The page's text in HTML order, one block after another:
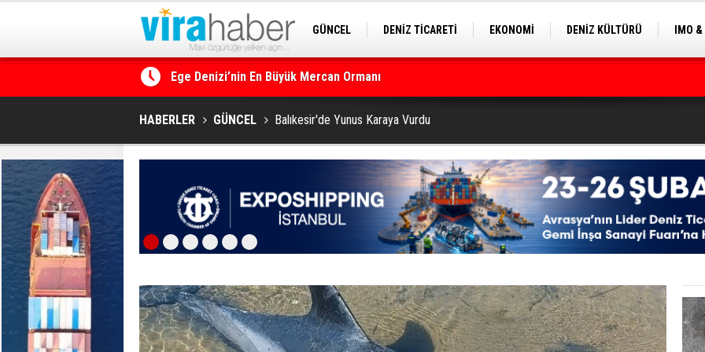
GÜNCEL DENİZ TİCARETİ EKONOMİ DENİZ KÜLTÜRÜ
IMO
Ege Denizi’nin En Büyük Mercan Ormanı
14. TAYK – Eker Olympos Regatta için geri sayım başladı
HABERLER GÜNCEL Balıkesir'de Yunus Karaya Vurdu